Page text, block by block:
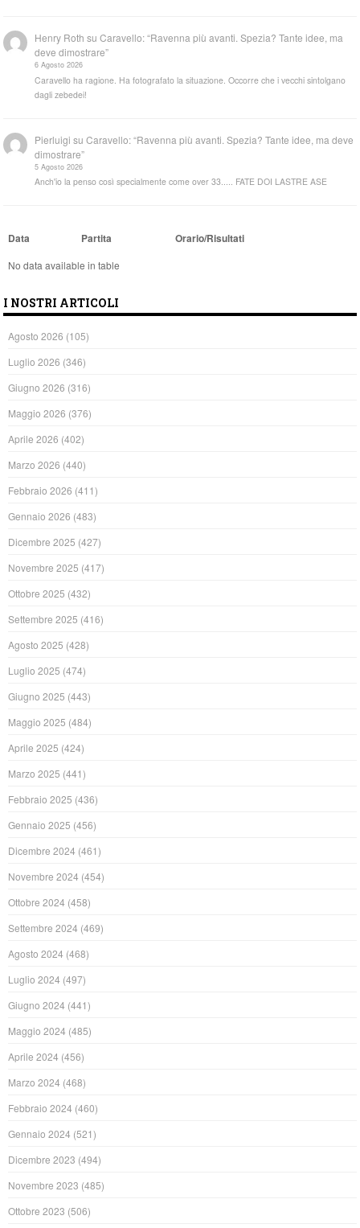
Henry Roth suCaravello: “Ravenna più avanti. Spezia? Tante idee, ma
deve dimostrare”
6 Agosto 2026
Caravello ha ragione. Ha fotografato la situazione. Occorre che i vecchi sintolgano
dagli zebedei!
Pierluigi suCaravello: “Ravenna più avanti. Spezia? Tante idee, ma deve
dimostrare”
5 Agosto 2026
Anch'io la penso così specialmente come over 33..... FATE DOI LASTRE ASE
Data Partita Orario/Risultati
No data available in table
I NOSTRI ARTICOLI
Agosto 2026 (105)
Luglio 2026 (346)
Giugno 2026 (316)
Maggio 2026 (376)
Aprile 2026 (402)
Marzo 2026 (440)
Febbraio 2026 (411)
Gennaio 2026 (483)
Dicembre 2025 (427)
Novembre 2025 (417)
Ottobre 2025 (432)
Settembre 2025 (416)
Agosto 2025 (428)
Luglio 2025 (474)
Giugno 2025 (443)
Maggio 2025 (484)
Aprile 2025 (424)
Marzo 2025 (441)
Febbraio 2025 (436)
Gennaio 2025 (456)
Dicembre 2024 (461)
Novembre 2024 (454)
Ottobre 2024 (458)
Settembre 2024 (469)
Agosto 2024 (468)
Luglio 2024 (497)
Giugno 2024 (441)
Maggio 2024 (485)
Aprile 2024 (456)
Marzo 2024 (468)
Febbraio 2024 (460)
Gennaio 2024 (521)
Dicembre 2023 (494)
Novembre 2023 (485)
Ottobre 2023 (506)